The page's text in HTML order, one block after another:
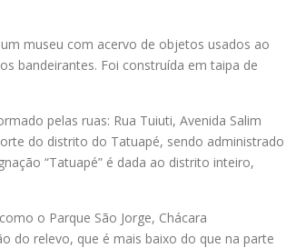
museu com acervo de objetos usados ao
bandeirantes. Foi construída em taipa de
pelas ruas: Rua Tuiuti, Avenida Salim
do distrito do Tatuapé, sendo administrado
“Tatuapé” é dada ao distrito inteiro,
o Parque São Jorge, Chácara
do relevo, que é mais baixo do que na parte